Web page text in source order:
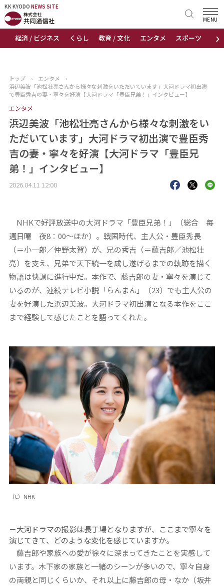
KK KYODO NEWS SITE
›
経済 / ビジネス くらし 教育 / 文化 エンタメ スポーツ 地域
MENU
KK KYODONEWS SITE
トップページ
ニュース
おすすめコンテンツ
出版物
会社概要
トップ › エンタメ
›
浜辺美波「池松壮亮さんから様々な刺激をいただいています」大河ドラマ初出演
で豊臣秀吉の妻・寧々を好演【大河ドラマ「豊臣兄弟！」インタビュー】
エンタメ
浜辺美波「池松壮亮さんから様々な刺激をい
ただいています」大河ドラマ初出演で豊臣秀
吉の妻・寧々を好演【大河ドラマ「豊臣兄
弟！」インタビュー】
2026.04.11 12:00
NHKで好評放送中の大河ドラマ「豊臣兄弟！」（総合 毎
週日曜 夜8：00～ほか）。戦国時代、主人公・豊臣秀長
（＝小一郎／仲野太賀）が、兄の秀吉（＝藤吉郎／池松壮
亮）を支え、兄弟で天下統一を成し遂げるまでの軌跡を描く
物語は快調に進行中だ。本作で、藤吉郎の妻・寧々を演じて
いるのが、連続テレビ小説「らんまん」（23）でも主人公の
妻を好演した浜辺美波。大河ドラマ初出演となる本作をここ
まで経験して感じたことを語ってくれた。
（C）NHK
－大河ドラマの撮影は長丁場となりますが、ここまで寧々を
演じてきて、どのような変化を感じていますか。
藤吉郎や家族への愛が徐々に深まってきたことを実感して
います。木下家の家族と一緒のシーンが多いので、寧々自身
の両親と同じくらいか、それ以上に藤吉郎の母・なか（坂井